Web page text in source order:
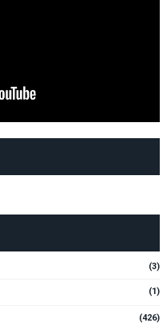
(3)
(1)
(426)